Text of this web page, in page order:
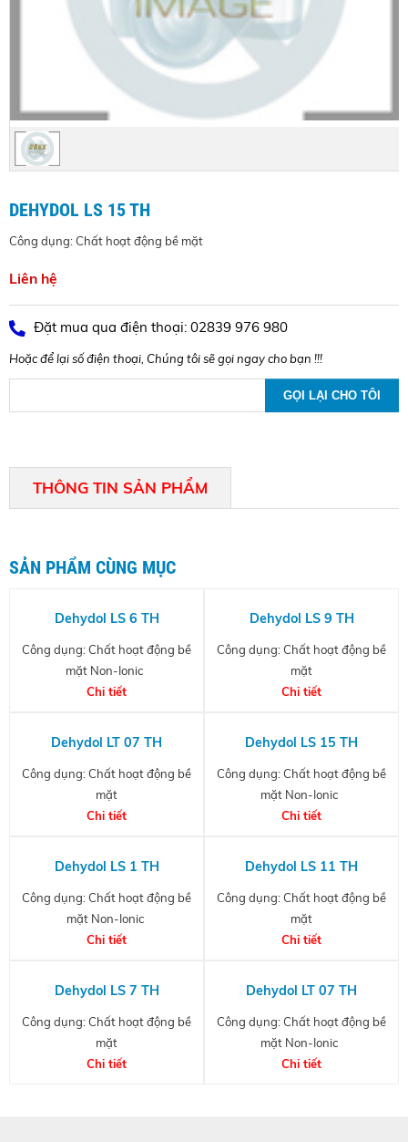
DEHYDOL LS 15 TH
Công dụng: Chất hoạt động bề mặt
Liên hệ
Đặt mua qua điện thoại: 02839 976 980
Hoặc để lại số điện thoại, Chúng tôi sẽ gọi ngay cho bạn !!!
THÔNG TIN SẢN PHẨM
SẢN PHẨM CÙNG MỤC
Dehydol LS 6 TH
Công dụng: Chất hoạt động bề
mặt Non-Ionic
Chi tiết
Dehydol LS 9 TH
Công dụng: Chất hoạt động bề
mặt
Chi tiết
Dehydol LT 07 TH
Công dụng: Chất hoạt động bề
mặt
Chi tiết
Dehydol LS 15 TH
Công dụng: Chất hoạt động bề
mặt Non-Ionic
Chi tiết
Dehydol LS 1 TH
Công dụng: Chất hoạt động bề
mặt Non-Ionic
Chi tiết
Dehydol LS 11 TH
Công dụng: Chất hoạt động bề
mặt
Chi tiết
Dehydol LS 7 TH
Công dụng: Chất hoạt động bề
mặt
Chi tiết
Dehydol LT 07 TH
Công dụng: Chất hoạt động bề
mặt Non-Ionic
Chi tiết